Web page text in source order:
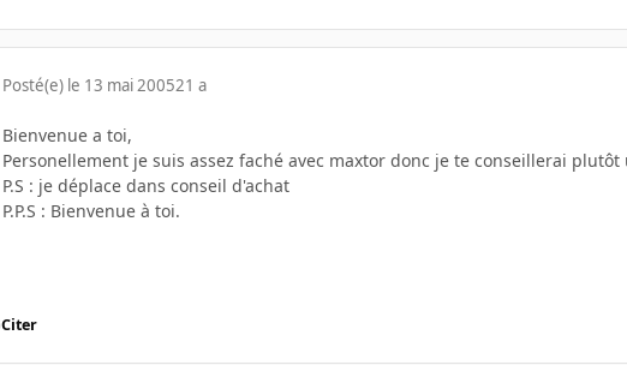
Posté(e) le 13 mai 200521 a
Bienvenue a toi,
Personellement je suis assez faché avec maxtor donc je te conseillerai
P.S : je déplace dans conseil d'achat
P.P.S : Bienvenue à toi.
Citer